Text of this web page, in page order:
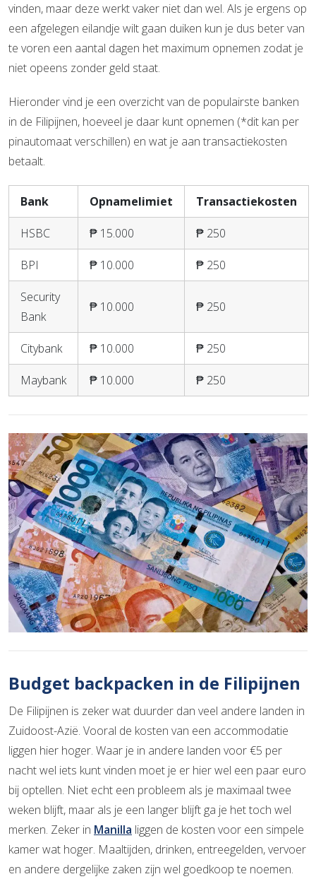
vinden, maar deze werkt vaker niet dan wel. Als je ergens op
een afgelegen eilandje wilt gaan duiken kun je dus beter van
te voren een aantal dagen het maximum opnemen zodat je
niet opeens zonder geld staat.
Hieronder vind je een overzicht van de populairste banken
in de Filipijnen, hoeveel je daar kunt opnemen (*dit kan per
pinautomaat verschillen) en wat je aan transactiekosten
betaalt.
Bank Opnamelimiet Transactiekosten
HSBC ₱ 15.000 ₱ 250
BPI ₱ 10.000 ₱ 250
Security
Bank
₱ 10.000 ₱ 250
Citybank ₱ 10.000 ₱ 250
Maybank ₱ 10.000 ₱ 250
Budget backpacken in de Filipijnen
De Filipijnen is zeker wat duurder dan veel andere landen in
Zuidoost-Azië. Vooral de kosten van een accommodatie
liggen hier hoger. Waar je in andere landen voor €5 per
nacht wel iets kunt vinden moet je er hier wel een paar euro
bij optellen. Niet echt een probleem als je maximaal twee
weken blijft, maar als je een langer blijft ga je het toch wel
merken. Zeker in Manilla liggen de kosten voor een simpele
kamer wat hoger. Maaltijden, drinken, entreegelden, vervoer
en andere dergelijke zaken zijn wel goedkoop te noemen.